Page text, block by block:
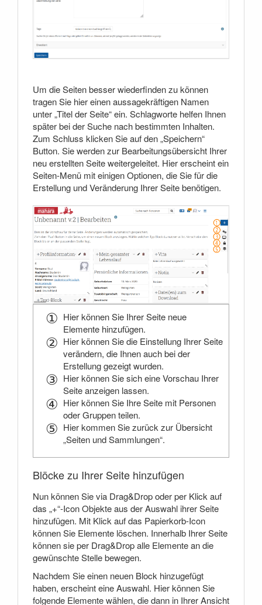
Um die Seiten besser wiederfinden zu können
tragen Sie hier einen aussagekräftigen Namen
unter „Titel der Seite“ ein. Schlagworte helfen Ihnen
später bei der Suche nach bestimmten Inhalten.
Zum Schluss klicken Sie auf den „Speichern“
Button. Sie werden zur Bearbeitungsübersicht Ihrer
neu erstellten Seite weitergeleitet. Hier erscheint ein
Seiten-Menü mit einigen Optionen, die Sie für die
Erstellung und Veränderung Ihrer Seite benötigen.
Hier können Sie Ihrer Seite neue
Elemente hinzufügen.
Hier können Sie die Einstellung Ihrer Seite
verändern, die Ihnen auch bei der
Erstellung gezeigt wurden.
Hier können Sie sich eine Vorschau Ihrer
Seite anzeigen lassen.
Hier können Sie Ihre Seite mit Personen
oder Gruppen teilen.
Hier kommen Sie zurück zur Übersicht
„Seiten und Sammlungen“.
Blöcke zu Ihrer Seite hinzufügen
Nun können Sie via Drag&Drop oder per Klick auf
das „+“-Icon Objekte aus der Auswahl ihrer Seite
hinzufügen. Mit Klick auf das Papierkorb-Icon
können Sie Elemente löschen. Innerhalb Ihrer Seite
können sie per Drag&Drop alle Elemente an die
gewünschte Stelle bewegen.
Nachdem Sie einen neuen Block hinzugefügt
haben, erscheint eine Auswahl. Hier können Sie
folgende Elemente wählen, die dann in Ihrer Ansicht